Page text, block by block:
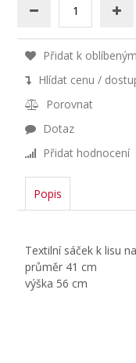
Přidat k oblíbeným
Hlídat cenu /
Porovnat
Dotaz
Přidat hodnocení
Popis
Textilní sáček k lisu
průměr 41 cm
výška 56 cm